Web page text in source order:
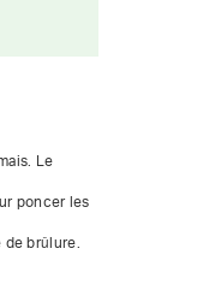
Le
poncer les
brûlure.